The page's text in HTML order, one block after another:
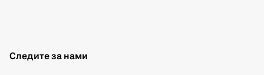
Следите за нами